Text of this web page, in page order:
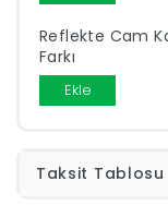
Reflekte Cam
Farkı
Ekle
Taksit Tablosu